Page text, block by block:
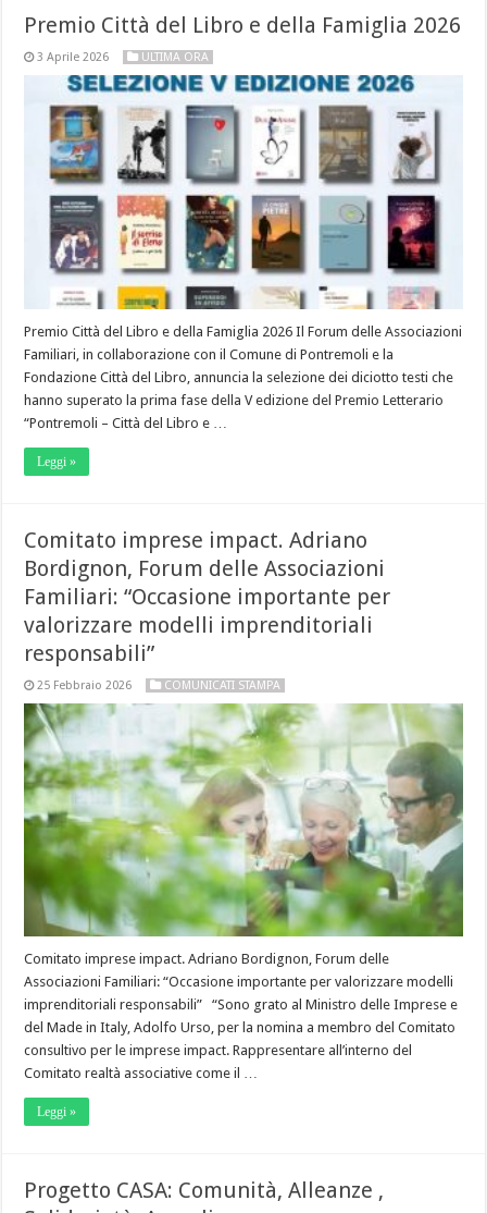
Premio Città del Libro e della Famiglia 2026
3 Aprile 2026 ULTIMA ORA
Premio Città del Libro e della Famiglia 2026 Il Forum delle Associazioni
Familiari, in collaborazione con il Comune di Pontremoli e la
Fondazione Città del Libro, annuncia la selezione dei diciotto testi che
hanno superato la prima fase della V edizione del Premio Letterario
“Pontremoli – Città del Libro e …
Leggi »
Comitato imprese impact. Adriano
Bordignon, Forum delle Associazioni
Familiari: “Occasione importante per
valorizzare modelli imprenditoriali
responsabili”
25 Febbraio 2026 COMUNICATI STAMPA
Comitato imprese impact. Adriano Bordignon, Forum delle
Associazioni Familiari: “Occasione importante per valorizzare modelli
imprenditoriali responsabili” “Sono grato al Ministro delle Imprese e
del Made in Italy, Adolfo Urso, per la nomina a membro del Comitato
consultivo per le imprese impact. Rappresentare all’interno del
Comitato realtà associative come il …
Leggi »
Progetto CASA: Comunità, Alleanze ,